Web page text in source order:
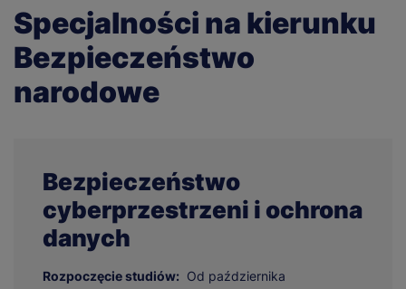
Specjalności na kierunku
Bezpieczeństwo
narodowe
Bezpieczeństwo
cyberprzestrzeni i ochrona
danych
Rozpoczęcie studiów: Od października